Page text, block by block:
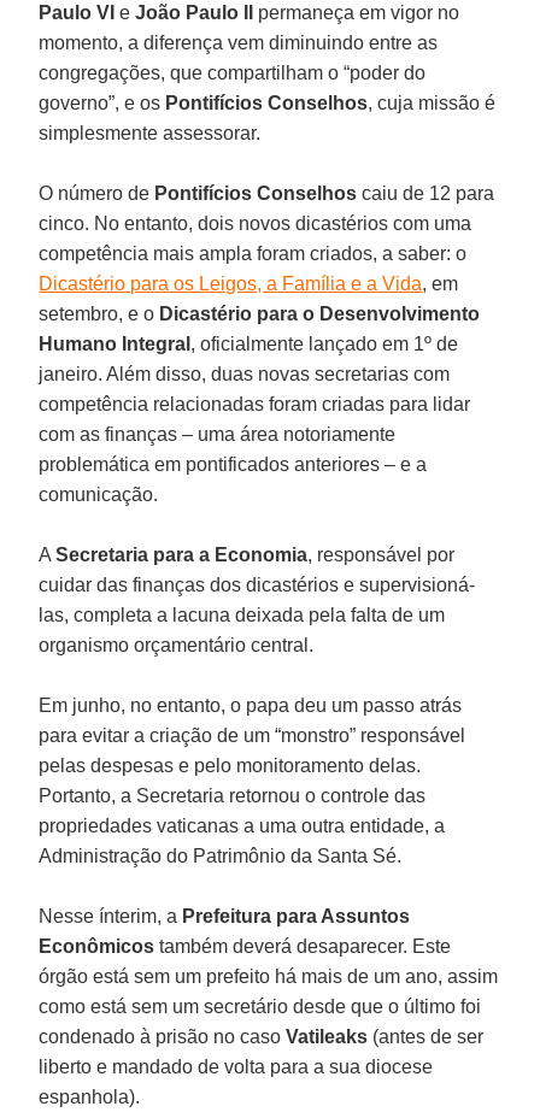
Paulo VI eJoão Paulo II
permaneça em vigor no
momento, a diferença vem diminuindo entre as
congregações, que compartilham o “poder do
governo”, e os Pontifícios Conselhos, cuja missão é
simplesmente assessorar.
O número de Pontifícios Conselhos caiu de 12 para
cinco. No entanto, dois novos dicastérios com uma
competência mais ampla foram criados, a saber: o
Dicastério para os Leigos, a Família e a Vida, em
setembro, e o Dicastério para o Desenvolvimento
Humano Integral , oficialmente lançado em 1º de
janeiro. Além disso, duas novas secretarias com
competência relacionadas foram criadas para lidar
com as finanças – uma área notoriamente
problemática em pontificados anteriores – e a
comunicação.
ASecretaria para a Economia, responsável por
cuidar das finanças dos dicastérios e supervisioná-
las, completa a lacuna deixada pela falta de um
organismo orçamentário central.
Em junho, no entanto, o papa deu um passo atrás
para evitar a criação de um “monstro” responsável
pelas despesas e pelo monitoramento delas.
Portanto, a Secretaria retornou o controle das
propriedades vaticanas a uma outra entidade, a
Administração do Patrimônio da Santa Sé.
Nesse ínterim, a Prefeitura para Assuntos
Econômicos também deverá desaparecer. Este
órgão está sem um prefeito há mais de um ano, assim
como está sem um secretário desde que o último foi
condenado à prisão no casoVatileaks (antes de ser
liberto e mandado de volta para a sua diocese
espanhola).